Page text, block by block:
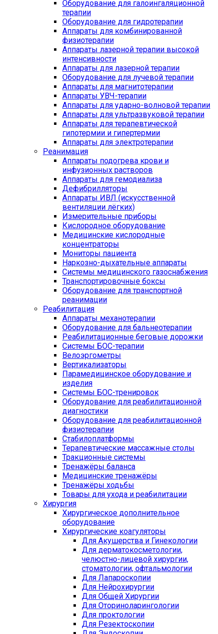
Оборудование для галоингаляционной
терапии
Оборудование для гидротерапии
Аппараты для комбинированной
физиотерапии
Аппараты лазерной терапии высокой
интенсивности
Аппараты для лазерной терапии
Оборудование для лучевой терапии
Аппараты для магнитотерапии
Аппараты УВЧ-терапии
Аппараты для ударно-волновой терапии
Аппараты для ультразвуковой терапии
Аппараты для терапевтической
гипотермии и гипертермии
Аппараты для электротерапии
Реанимация
Аппараты подогрева крови и
инфузионных растворов
Аппараты для гемодиализа
Дефибрилляторы
Аппараты ИВЛ (искусственной
вентиляции лёгких)
Измерительные приборы
Кислородное оборудование
Медицинские кислородные
концентраторы
Мониторы пациента
Наркозно-дыхательные аппараты
Системы медицинского газоснабжения
Транспортировочные боксы
Оборудование для транспортной
реанимации
Реабилитация
Аппараты механотерапии
Оборудование для бальнеотерапии
Реабилитационные беговые дорожки
Системы БОС-терапии
Велоэргометры
Вертикализаторы
Парамедицинское оборудование и
изделия
Системы БОС-тренировок
Оборудование для реабилитационной
диагностики
Оборудование для реабилитационной
физиотерапии
Стабилоплатформы
Терапевтические массажные столы
Тракционные системы
Тренажёры баланса
Медицинские тренажёры
Тренажёры ходьбы
Товары для ухода и реабилитации
Хирургия
Хирургическое дополнительное
оборудование
Хирургические коагуляторы
Для Акушерства и Гинекологии
Для дерматокосметологии,
челюстно-лицевой хирургии,
стоматологии, офтальмологии
Для Лапароскопии
Для Нейрохирургии
Для Общей Хирургии
Для Оториноларингологии
Для проктологии
Для Резектоскопии